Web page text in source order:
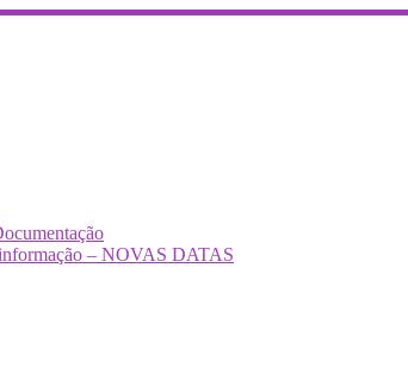
– NOVAS DATAS